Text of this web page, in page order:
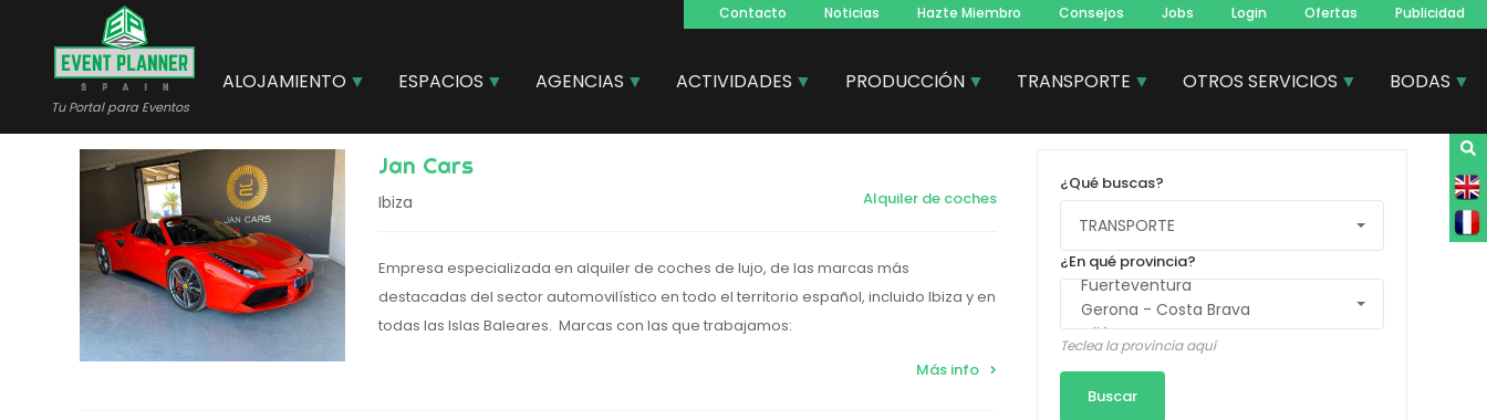
contenido
principal
Tu Portal para Eventos
Navegacion
principal
Contacto Noticias Hazte Miembro Consejos Jobs Login Ofertas Publicidad
ALOJAMIENTO ESPACIOS AGENCIAS ACTIVIDADES PRODUCCIÓN TRANSPORTE OTROS SERVICIOS BODAS
Alquiler de coches
Jan Cars
Ibiza
Empresa especializada en alquiler de coches de lujo, de las marcas más
destacadas del sector automovilístico en todo el territorio español, incluido Ibiza y en
todas las Islas Baleares. Marcas con las que trabajamos:
Más info
¿Qué buscas?
¿En qué provincia?
Teclea la provincia aquí